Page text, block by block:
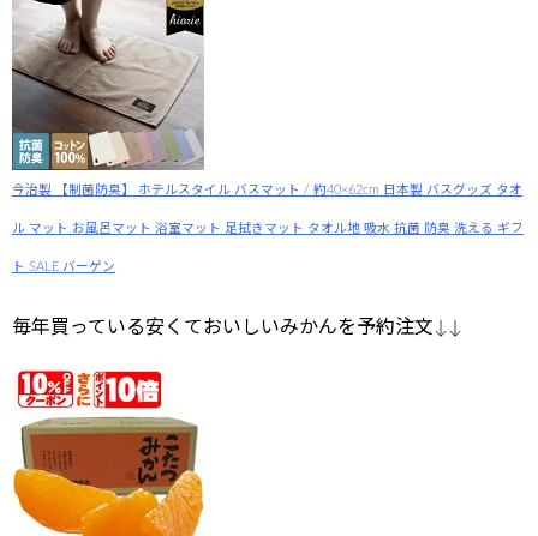
今治製 【制菌防臭】 ホテルスタイル バスマット / 約40×62cm 日本製 バスグッズ タオ
ル マット お風呂マット 浴室マット 足拭きマット タオル地 吸水 抗菌 防臭 洗える ギフ
ト SALE バーゲン
毎年買っている安くておいしいみかんを予約注文↓↓